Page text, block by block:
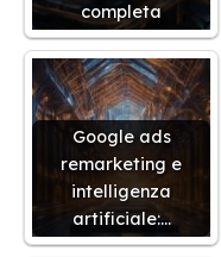
completa
Google ads
remarketing e
intelligenza
artificiale:…